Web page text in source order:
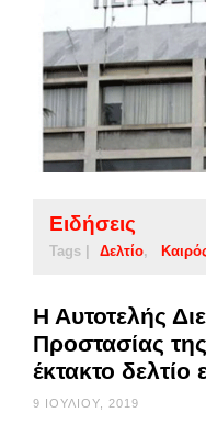
Ειδήσεις
Tags | Δελτίο
Η Αυτοτελής
Προστασίας
έκτακτο
9 ΙΟΥΛΊΟΥ, 2019